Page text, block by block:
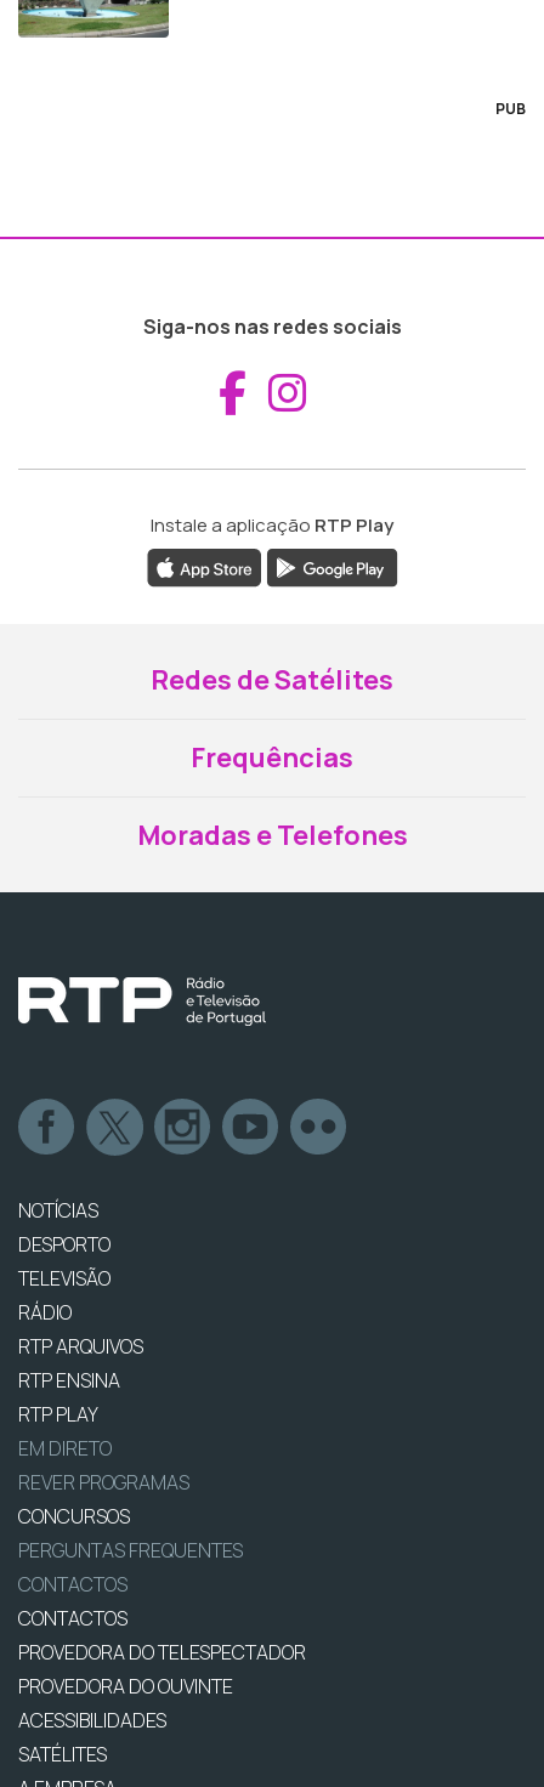
PUB
Siga-nos nas redes sociais
Aceder ao
Instale a aplicação RTP Play
Redes de Satélites
Frequências
Moradas e Telefones
NOTÍCIAS
DESPORTO
TELEVISÃO
RÁDIO
RTP ARQUIVOS
RTP ENSINA
RTP PLAY
EM DIRETO
REVER PROGRAMAS
CONCURSOS
PERGUNTAS FREQUENTES
CONTACTOS
CONTACTOS
PROVEDORA DO TELESPECTADOR
PROVEDORA DO OUVINTE
ACESSIBILIDADES
SATÉLITES